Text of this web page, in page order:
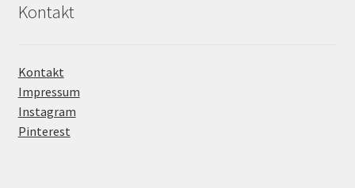
Kontakt
Kontakt
Impressum
Instagram
Pinterest